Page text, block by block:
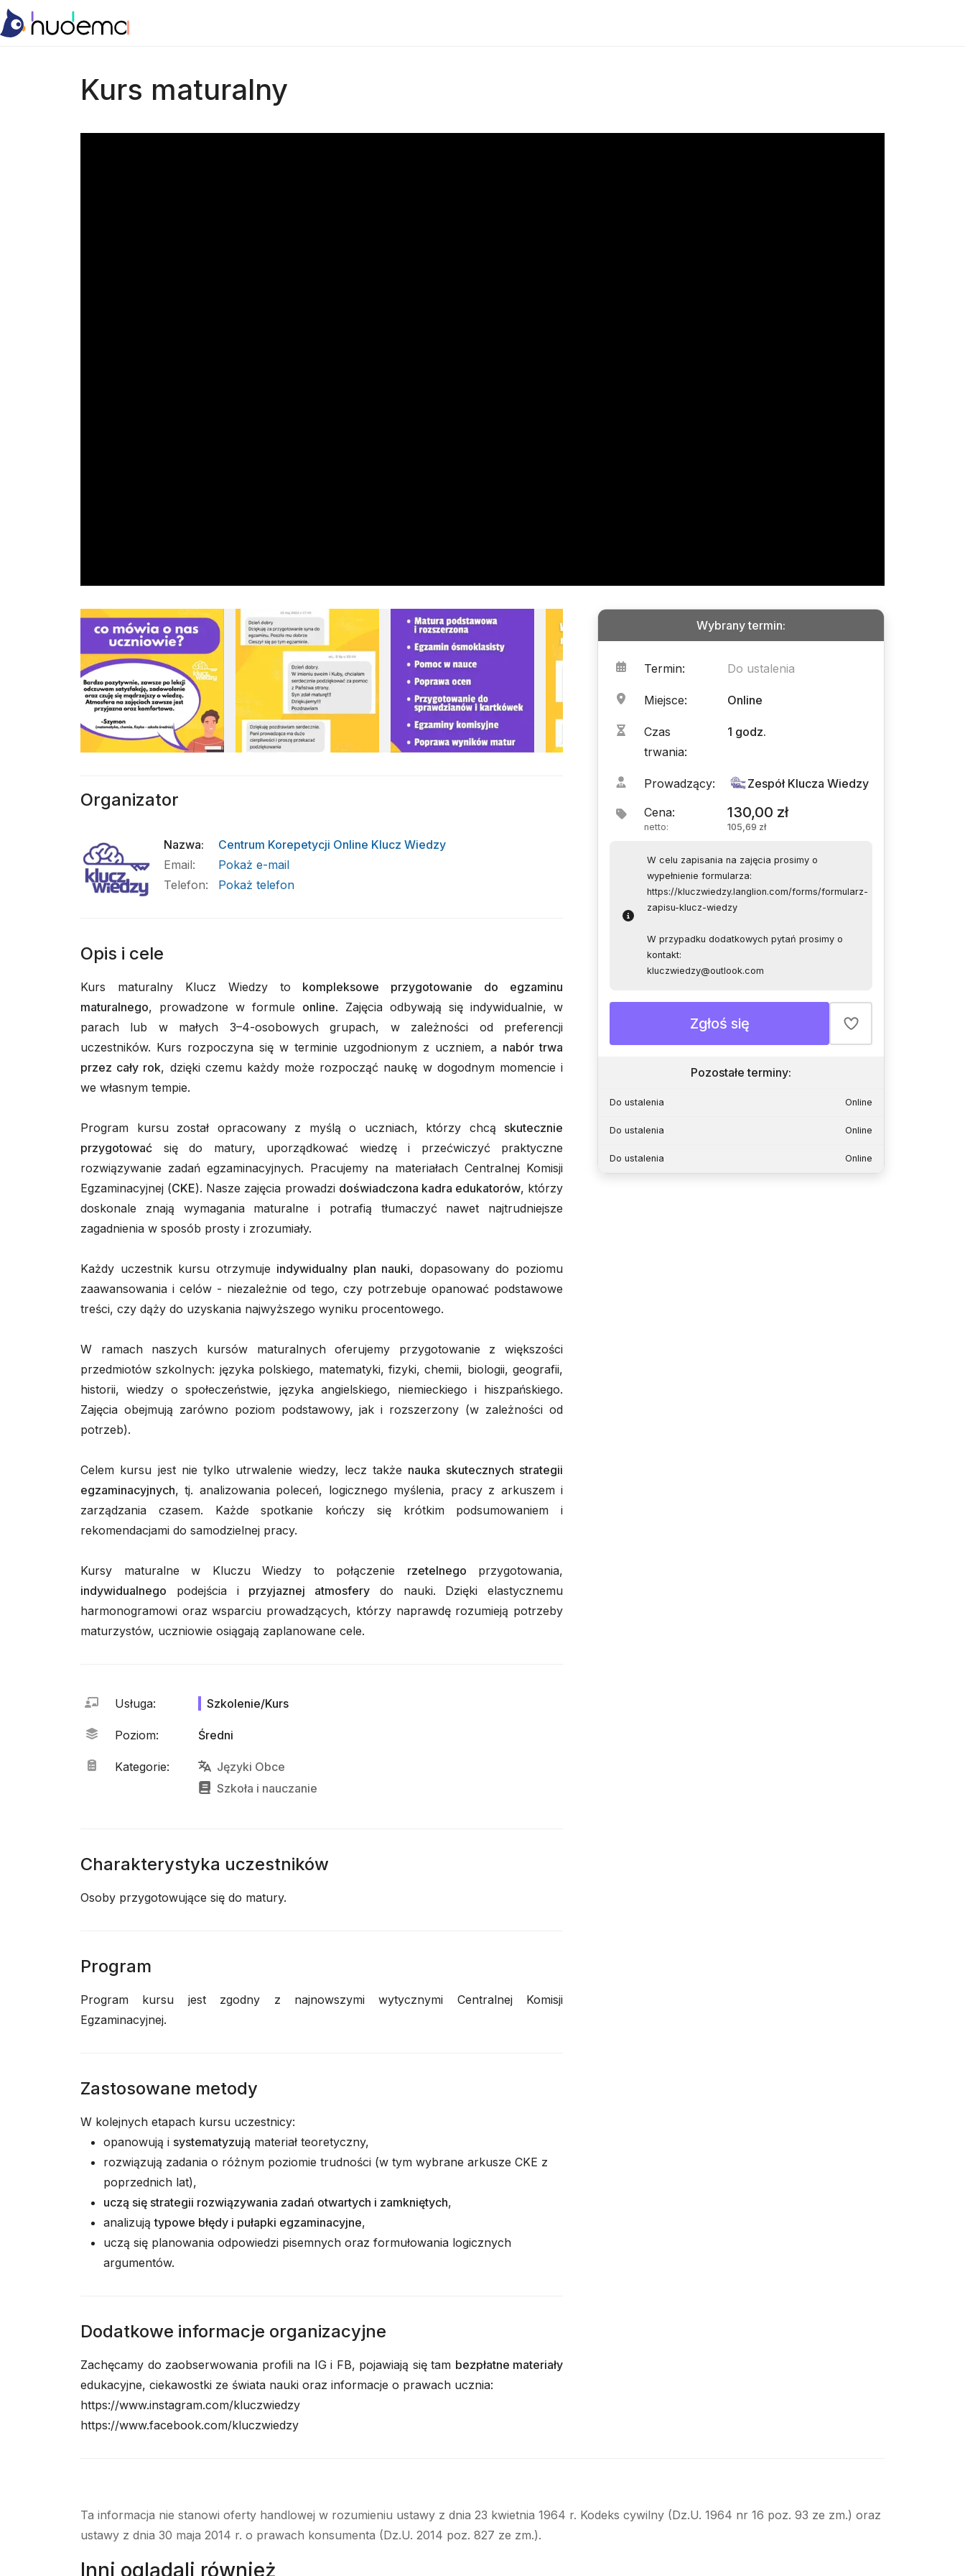
Kurs maturalny
Wybrany termin:
Termin: Do ustalenia
Miejsce: Online
Czas
trwania:
1 godz.
Prowadzący:
Zespół Klucza Wiedzy
Cena:
netto:
130,00 zł
105,69 zł
W celu zapisania na zajęcia prosimy o
wypełnienie formularza:
https://kluczwiedzy.langlion.com/forms/formularz-
zapisu-klucz-wiedzy
W przypadku dodatkowych pytań prosimy o
kontakt:
kluczwiedzy@outlook.com
Zgłoś się
Pozostałe terminy:
Do ustalenia Online
Do ustalenia Online
Do ustalenia Online
Organizator
Nazwa:
Centrum Korepetycji Online Klucz Wiedzy
Email:
Pokaż e-mail
Telefon: Pokaż telefon
Opis i cele
Kurs maturalny Klucz Wiedzy to kompleksowe przygotowanie do egzaminu
maturalnego, prowadzone w formule online. Zajęcia odbywają się indywidualnie, w
parach lub w małych 3–4-osobowych grupach, w zależności od preferencji
uczestników. Kurs rozpoczyna się w terminie uzgodnionym z uczniem, a nabór trwa
przez cały rok, dzięki czemu każdy może rozpocząć naukę w dogodnym momencie i
we własnym tempie.
Program kursu został opracowany z myślą o uczniach, którzy chcą skutecznie
przygotować się do matury, uporządkować wiedzę i przećwiczyć praktyczne
rozwiązywanie zadań egzaminacyjnych. Pracujemy na materiałach Centralnej Komisji
Egzaminacyjnej (CKE). Nasze zajęcia prowadzi doświadczona kadra edukatorów, którzy
doskonale znają wymagania maturalne i potrafią tłumaczyć nawet najtrudniejsze
zagadnienia w sposób prosty i zrozumiały.
Każdy uczestnik kursu otrzymuje indywidualny plan nauki, dopasowany do poziomu
zaawansowania i celów - niezależnie od tego, czy potrzebuje opanować podstawowe
treści, czy dąży do uzyskania najwyższego wyniku procentowego.
W ramach naszych kursów maturalnych oferujemy przygotowanie z większości
przedmiotów szkolnych: języka polskiego, matematyki, fizyki, chemii, biologii, geografii,
historii, wiedzy o społeczeństwie, języka angielskiego, niemieckiego i hiszpańskiego.
Zajęcia obejmują zarówno poziom podstawowy, jak i rozszerzony (w zależności od
potrzeb).
Celem kursu jest nie tylko utrwalenie wiedzy, lecz także nauka skutecznych strategii
egzaminacyjnych, tj. analizowania poleceń, logicznego myślenia, pracy z arkuszem i
zarządzania czasem. Każde spotkanie kończy się krótkim podsumowaniem i
rekomendacjami do samodzielnej pracy.
Kursy maturalne w Kluczu Wiedzy to połączenie rzetelnego przygotowania,
indywidualnego podejścia i przyjaznej atmosfery do nauki. Dzięki elastycznemu
harmonogramowi oraz wsparciu prowadzących, którzy naprawdę rozumieją potrzeby
maturzystów, uczniowie osiągają zaplanowane cele.
Usługa: Szkolenie/Kurs
Poziom: Średni
Kategorie:
Języki Obce
Szkoła i nauczanie
Charakterystyka uczestników
Osoby przygotowujące się do matury.
Program
Program kursu jest zgodny z najnowszymi wytycznymi Centralnej Komisji
Egzaminacyjnej.
Zastosowane metody
W kolejnych etapach kursu uczestnicy:
opanowują i systematyzują materiał teoretyczny,
rozwiązują zadania o różnym poziomie trudności (w tym wybrane arkusze CKE z
poprzednich lat),
uczą się strategii rozwiązywania zadań otwartych i zamkniętych,
analizujątypowe błędy i pułapki egzaminacyjne,
uczą się planowania odpowiedzi pisemnych oraz formułowania logicznych
argumentów.
Dodatkowe informacje organizacyjne
Zachęcamy do zaobserwowania profili na IG i FB, pojawiają się tam bezpłatne materiały
edukacyjne, ciekawostki ze świata nauki oraz informacje o prawach ucznia:
https://www.instagram.com/kluczwiedzy
https://www.facebook.com/kluczwiedzy
Ta informacja nie stanowi oferty handlowej w rozumieniu ustawy z dnia 23 kwietnia 1964 r. Kodeks cywilny (Dz.U. 1964 nr 16 poz. 93 ze zm.) oraz
ustawy z dnia 30 maja 2014 r. o prawach konsumenta (Dz.U. 2014 poz. 827 ze zm.).
Inni oglądali również